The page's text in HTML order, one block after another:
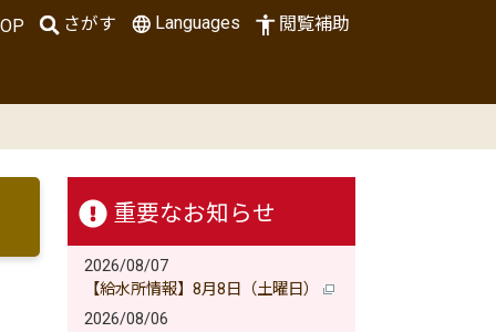
さがす Languages 閲覧補助
重要なお知らせ
2026/08/07
【給水所情報】8月8日（土曜日）
2026/08/06